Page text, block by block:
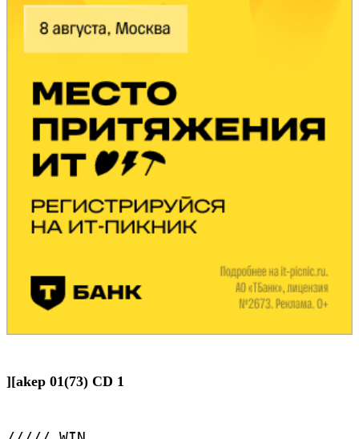
][akep 01(73) CD 1